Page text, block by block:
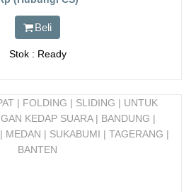
Beli
Stok : Ready